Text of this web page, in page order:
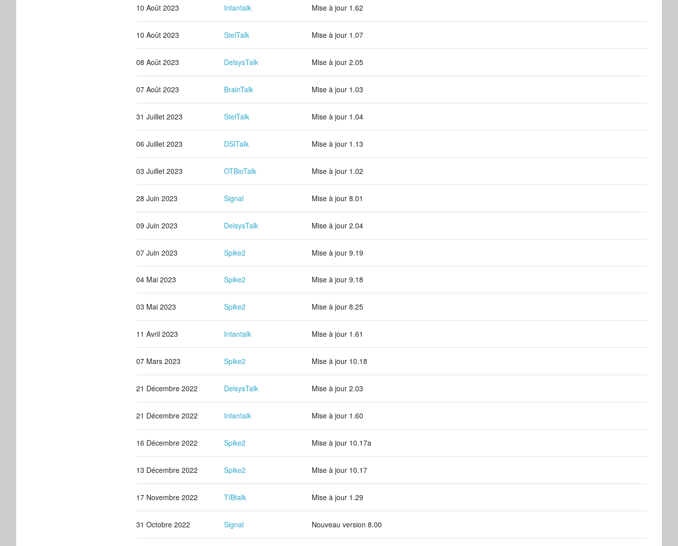
10 Août 2023 Intantalk Mise à jour 1.62
10 Août 2023 StelTalk Mise à jour 1.07
08 Août 2023 DelsysTalk Mise à jour 2.05
07 Août 2023 BrainTalk Mise à jour 1.03
31 Juillet 2023 StelTalk Mise à jour 1.04
06 Juillet 2023 DSITalk Mise à jour 1.13
03 Juillet 2023 OTBioTalk Mise à jour 1.02
28 Juin 2023 Signal Mise à jour 8.01
09 Juin 2023 DelsysTalk Mise à jour 2.04
07 Juin 2023 Spike2 Mise à jour 9.19
04 Mai 2023 Spike2 Mise à jour 9.18
03 Mai 2023 Spike2 Mise à jour 8.25
11 Avril 2023 Intantalk Mise à jour 1.61
07 Mars 2023 Spike2 Mise à jour 10.18
21 Décembre 2022 DelsysTalk Mise à jour 2.03
21 Décembre 2022 Intantalk Mise à jour 1.60
16 Décembre 2022 Spike2 Mise à jour 10.17a
13 Décembre 2022 Spike2 Mise à jour 10.17
17 Novembre 2022 TIBtalk Mise à jour 1.29
31 Octobre 2022 Signal Nouveau version 8.00